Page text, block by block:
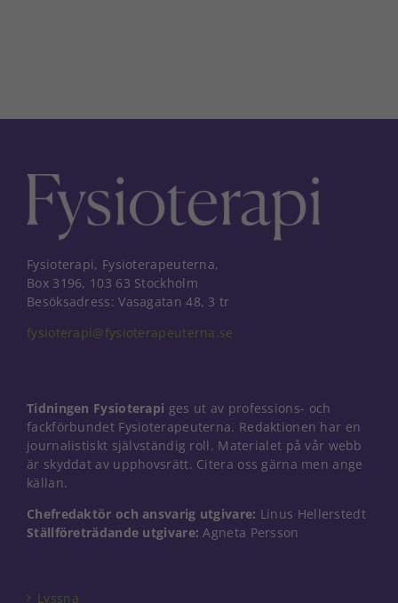
Fysioterapi, Fysioterapeuterna,
Box 3196, 103 63 Stockholm
Besöksadress: Vasagatan 48, 3 tr
fysioterapi@fysioterapeuterna.se
Tidningen Fysioterapi ges ut av professions- och
fackförbundet Fysioterapeuterna. Redaktionen har en
journalistiskt självständig roll. Materialet på vår webb
är skyddat av upphovsrätt. Citera oss gärna men ange
källan.
Chefredaktör och ansvarig utgivare: Linus Hellerstedt
Ställföreträdande utgivare: Agneta Persson
Lyssna
Nödvändiga